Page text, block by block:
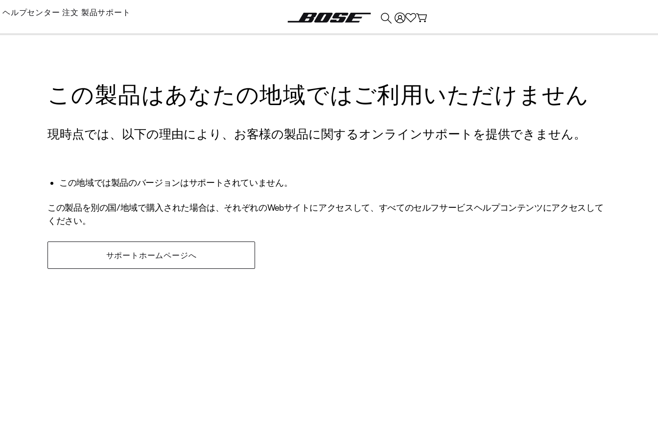
Skip
Main
ヘルプセンター 注文 製品サポート
この製品はあなたの地域ではご利用いただけません
現時点では、以下の理由により、お客様の製品に関するオンラインサポートを提供できません。
この地域では製品のバージョンはサポートされていません。
この製品を別の国/地域で購入された場合は、それぞれのWebサイトにアクセスして、すべてのセルフサービスヘルプコンテンツにアクセスして
ください。
サポートホームページへ